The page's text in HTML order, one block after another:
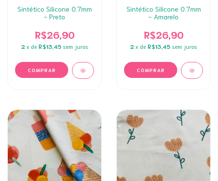
Sintético Silicone 0.7mm
- Preto
R$26,90
2 x de R$13,45 sem juros
Sintético Silicone 0.7mm
- Amarelo
R$26,90
2 x de R$13,45 sem juros